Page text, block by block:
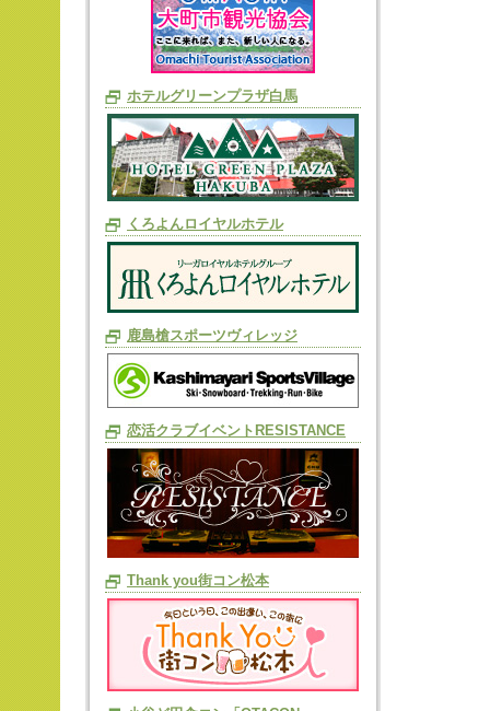
ホテルグリーンプラザ白馬
くろよんロイヤルホテル
鹿島槍スポーツヴィレッジ
恋活クラブイベントRESISTANCE
Thank you街コン松本